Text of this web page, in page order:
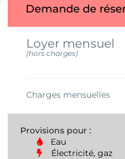
Demande de
Loyer mensuel
(hors charges)
Charges mensuelles
Provisions pour :
Eau
Électricité, gaz